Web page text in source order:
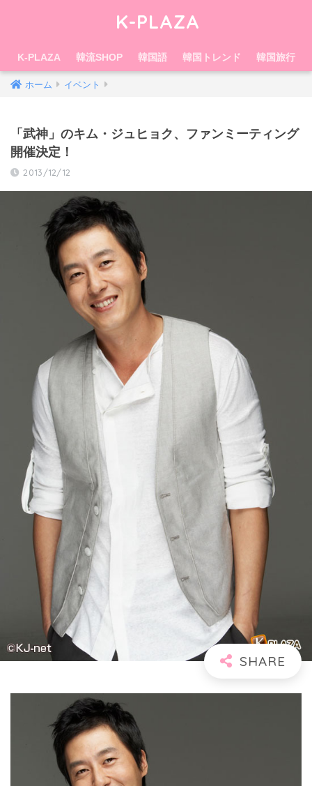
K-PLAZA
K-PLAZA 韓流SHOP 韓国語 韓国トレンド 韓国旅行
ホーム イベント
「武神」のキム・ジュヒョク、ファンミーティング
開催決定！
2013/12/12